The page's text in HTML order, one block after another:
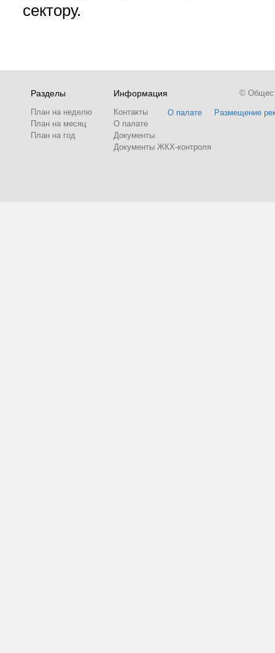
сектору.
Разделы
План на неделю
План на месяц
План на год
Информация
Контакты
О палате
Документы
Документы ЖКХ-контроля
О палате Размещение
©